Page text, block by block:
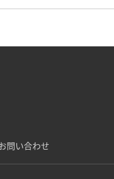
問い合わせ